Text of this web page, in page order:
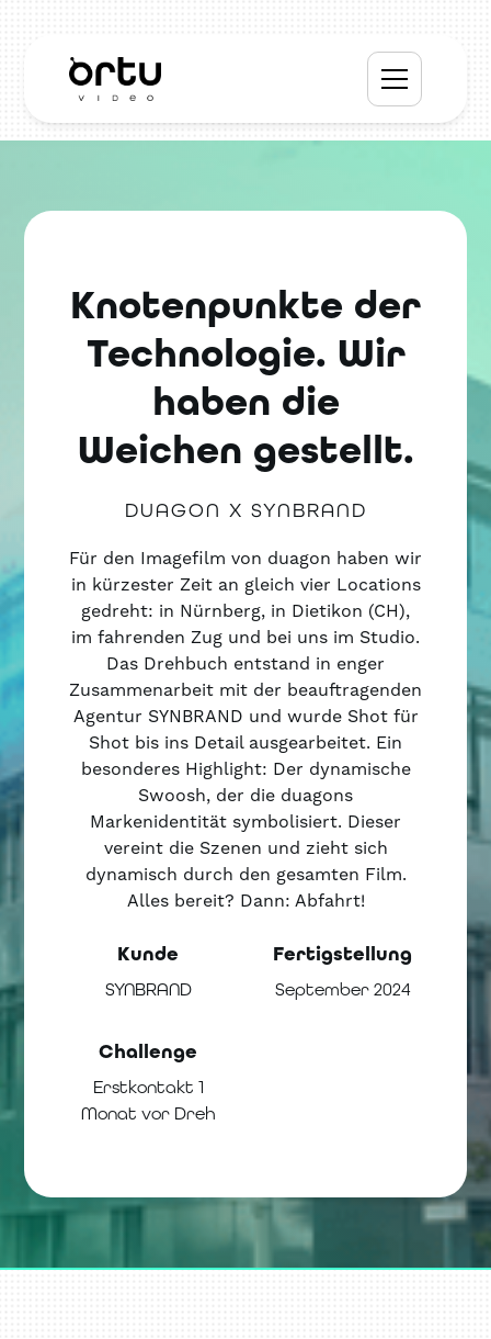
Knotenpunkte der
Technologie. Wir
haben die
Weichen gestellt.
DUAGON X SYNBRAND
Für den Imagefilm von duagon haben wir
in kürzester Zeit an gleich vier Locations
gedreht: in Nürnberg, in Dietikon (CH),
im fahrenden Zug und bei uns im Studio.
Das Drehbuch entstand in enger
Zusammenarbeit mit der beauftragenden
Agentur SYNBRAND und wurde Shot für
Shot bis ins Detail ausgearbeitet. Ein
besonderes Highlight: Der dynamische
Swoosh, der die duagons
Markenidentität symbolisiert. Dieser
vereint die Szenen und zieht sich
dynamisch durch den gesamten Film.
Alles bereit? Dann: Abfahrt!
Kunde
SYNBRAND
Fertigstellung
September 2024
Challenge
Erstkontakt 1
Monat vor Dreh